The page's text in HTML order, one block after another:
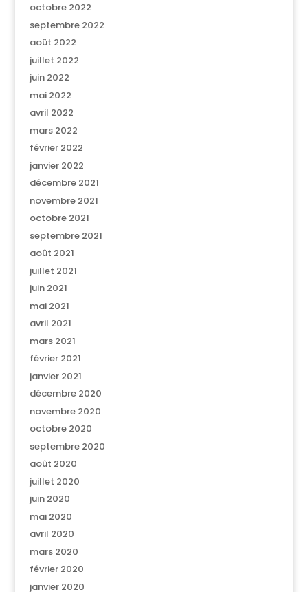
octobre 2022
septembre 2022
août 2022
juillet 2022
juin 2022
mai 2022
avril 2022
mars 2022
février 2022
janvier 2022
décembre 2021
novembre 2021
octobre 2021
septembre 2021
août 2021
juillet 2021
juin 2021
mai 2021
avril 2021
mars 2021
février 2021
janvier 2021
décembre 2020
novembre 2020
octobre 2020
septembre 2020
août 2020
juillet 2020
juin 2020
mai 2020
avril 2020
mars 2020
février 2020
janvier 2020